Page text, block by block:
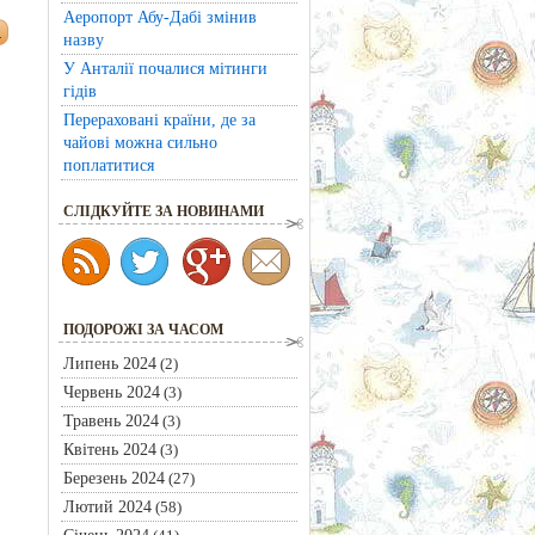
Аеропорт Абу-Дабі змінив
назву
У Анталії почалися мітинги
гідів
Перераховані країни, де за
чайові можна сильно
поплатитися
CЛІДКУЙТЕ ЗА НОВИНАМИ
ПОДОРОЖІ ЗА ЧАСОМ
Липень 2024(2)
Червень 2024(3)
Травень 2024(3)
Квітень 2024(3)
Березень 2024(27)
Лютий 2024(58)